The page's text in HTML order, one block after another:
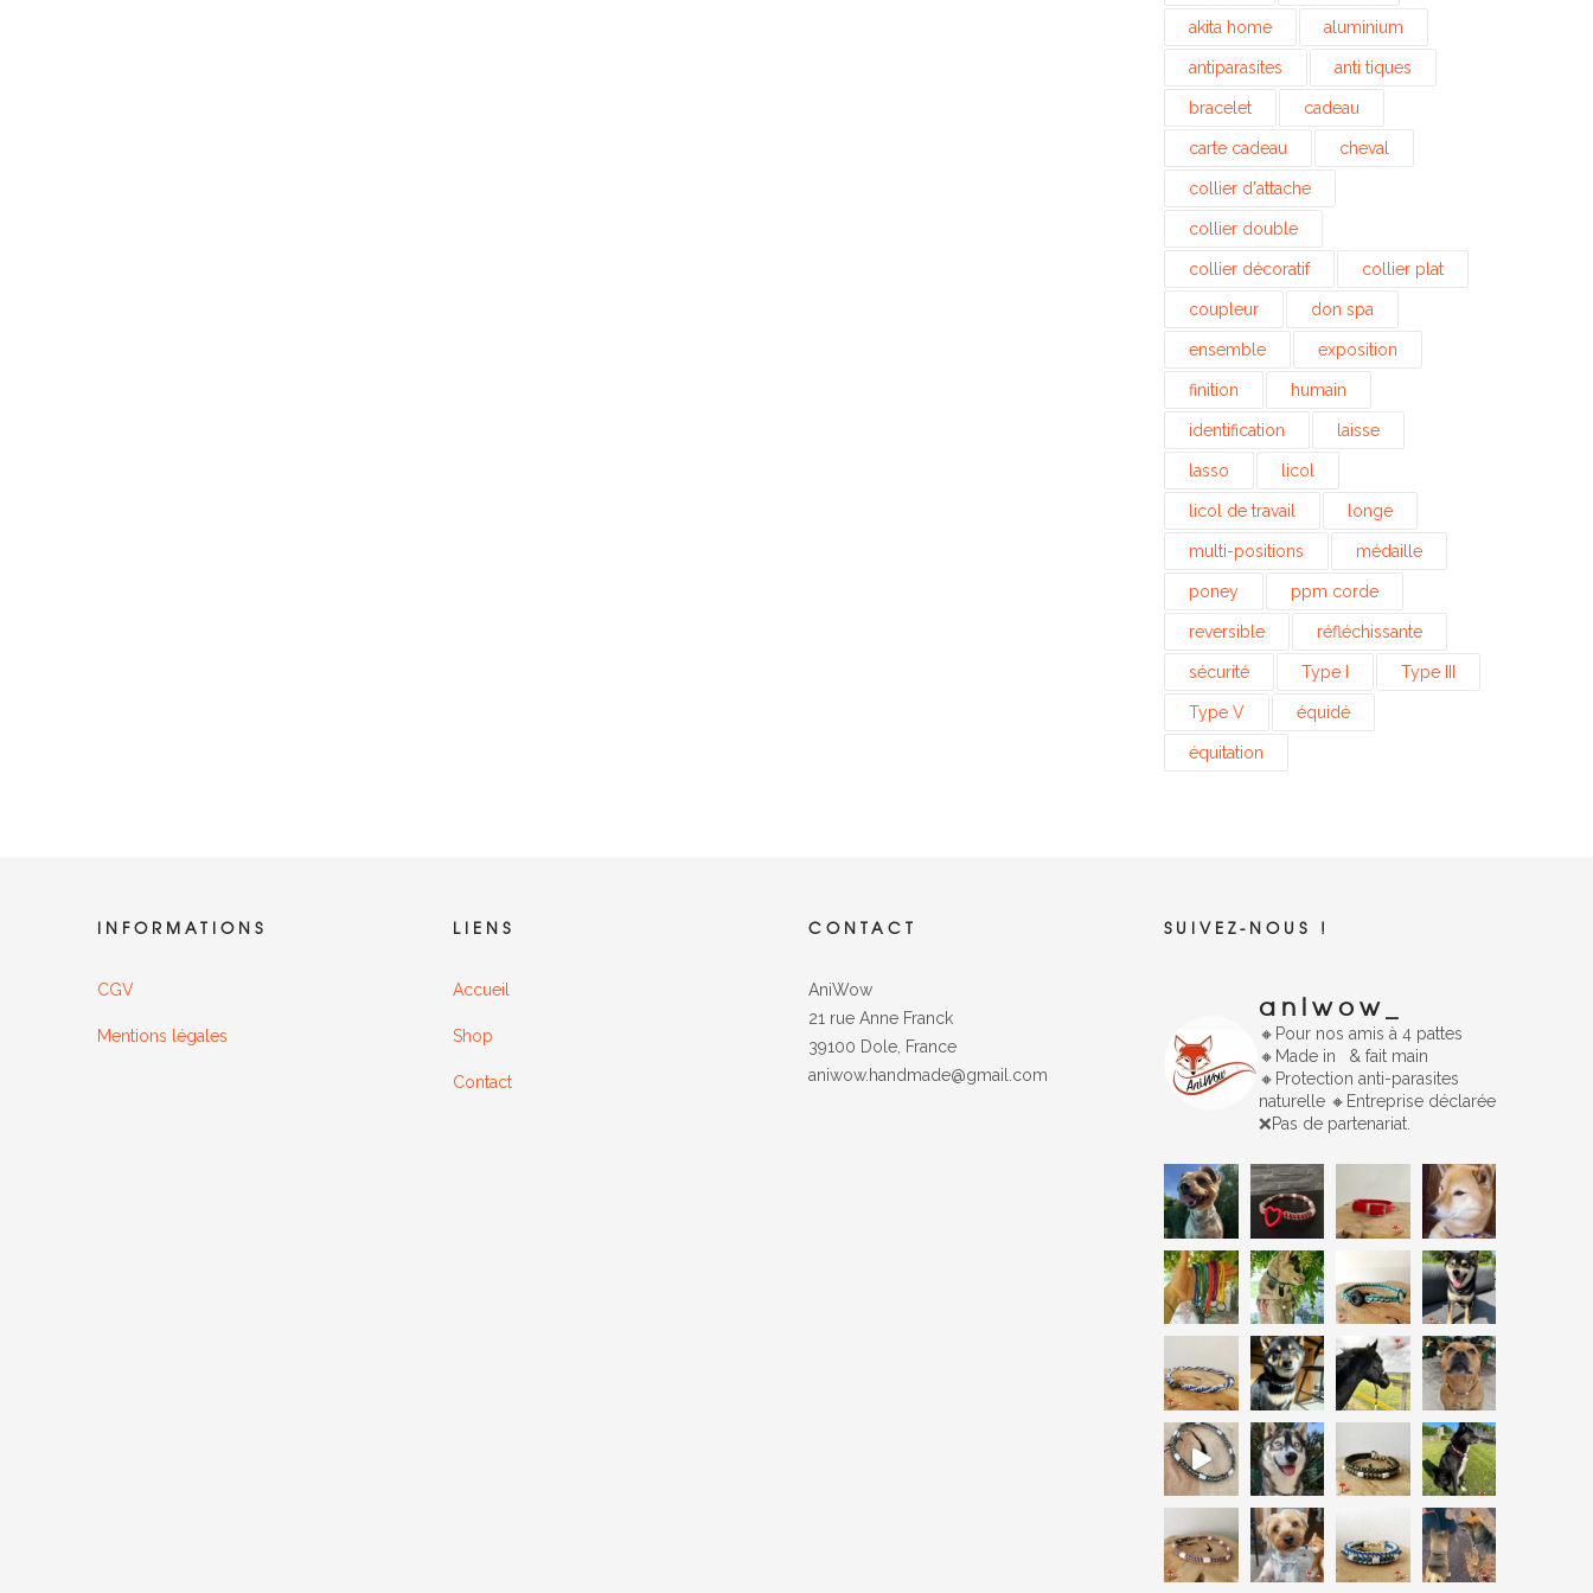
akita home aluminium
antiparasites anti tiques
bracelet cadeau
carte cadeau cheval
collier d'attache
collier double
collier décoratif collier plat
coupleur don spa
ensemble exposition
finition humain
identification laisse
lasso licol
licol de travail longe
multi-positions médaille
poney ppm corde
reversible réfléchissante
sécurité Type I Type III
Type V équidé
équitation
INFORMATIONS
CGV
Mentions légales
LIENS
Accueil
Shop
Contact
CONTACT
AniWow
21 rue Anne Franck
39100 Dole, France
aniwow.handmade@gmail.com
SUIVEZ-NOUS !
aniwow_
🔸️Pour nos amis à 4 pattes
🔸 Made in
& fait main
🔸️Protection anti-parasites
naturelle 🔸️Entreprise déclarée
❌Pas de partenariat.